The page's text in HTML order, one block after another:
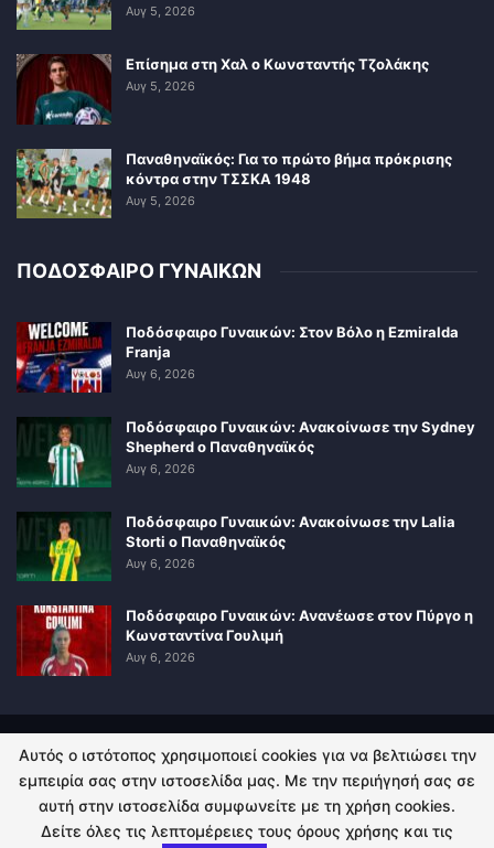
Αυγ 5, 2026
Επίσημα στη Χαλ ο Κωνσταντής Τζολάκης
Αυγ 5, 2026
Παναθηναϊκός: Για το πρώτο βήμα πρόκρισης
κόντρα στην ΤΣΣΚΑ 1948
Αυγ 5, 2026
ΠΟΔΟΣΦΑΙΡΟ ΓΥΝΑΙΚΩΝ
Ποδόσφαιρο Γυναικών: Στον Βόλο η Ezmiralda
Franja
Αυγ 6, 2026
Ποδόσφαιρο Γυναικών: Ανακοίνωσε την Sydney
Shepherd ο Παναθηναϊκός
Αυγ 6, 2026
Ποδόσφαιρο Γυναικών: Ανακοίνωσε την Lalia
Storti ο Παναθηναϊκός
Αυγ 6, 2026
Ποδόσφαιρο Γυναικών: Ανανέωσε στον Πύργο η
Κωνσταντίνα Γουλιμή
Αυγ 6, 2026
ΠΟΛΙΤΙΚΗ ΑΠΟΡΡΗΤΟΥ ΕΠΙΚΟΙΝΩΝΙΑ
© 2026 - Kingsport.gr. All Rights Reserved.
Αυτός ο ιστότοπος χρησιμοποιεί cookies για να βελτιώσει την
εμπειρία σας στην ιστοσελίδα μας. Με την περιήγησή σας σε
αυτή στην ιστοσελίδα συμφωνείτε με τη χρήση cookies.
Δείτε όλες τις λεπτομέρειες τους όρους χρήσης και τις